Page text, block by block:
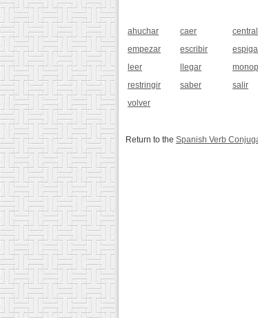
ahuchar caer
empezar
escribir
leer
llegar
restringir
saber salir
volver
Return to the Spanish Verb